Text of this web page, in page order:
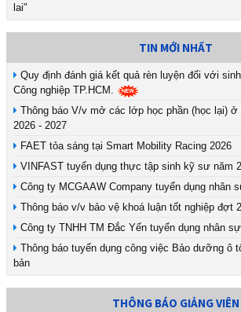
lai"
TIN MỚI NHẤT
Quy định đánh giá kết quả rèn luyện đối với
Công nghiệp TP.HCM.
Thông báo V/v mở các lớp học phần (học lại) ở
2026 - 2027
FAET tỏa sáng tại Smart Mobility Racing 2026
VINFAST tuyển dụng thực tập sinh kỹ sư năm
Công ty MCGAAW Company tuyển dụng nhân
Thông báo v/v bảo vệ khoá luận tốt nghiệp đợt
Công ty TNHH TM Đắc Yến tuyển dụng nhân sự
Thông báo tuyển dụng công việc Bảo dưỡng ô
bản
THÔNG BÁO GIẢNG VIÊN